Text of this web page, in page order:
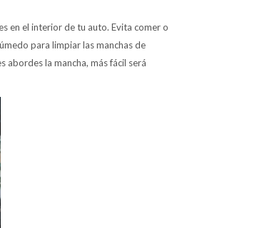
en el interior de tu auto. Evita comer o
para limpiar las manchas de
abordes la mancha, más fácil será